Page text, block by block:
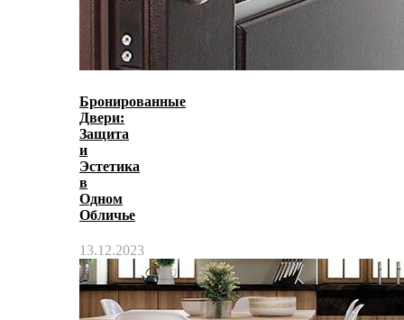
Бронированные
Двери:
Защита
и
Эстетика
в
Одном
Обличье
13.12.2023